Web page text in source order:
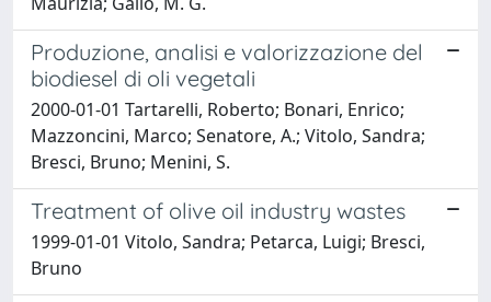
Produzione, analisi e valorizzazione del
biodiesel di oli vegetali
2000-01-01 Tartarelli, Roberto; Bonari, Enrico;
Mazzoncini, Marco; Senatore, A.; Vitolo, Sandra;
Bresci, Bruno; Menini, S.
Treatment of olive oil industry wastes
1999-01-01 Vitolo, Sandra; Petarca, Luigi; Bresci,
Bruno